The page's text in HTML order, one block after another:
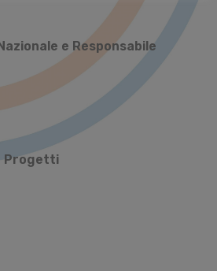
e Responsabile
Progetti